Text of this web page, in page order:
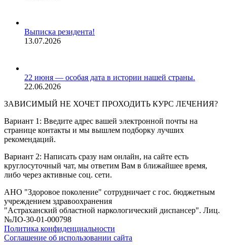
Выписка резидента!
13.07.2026
22 июня — особая дата в истории нашей страны.
22.06.2026
ЗАВИСИМЫЙ НЕ ХОЧЕТ ПРОХОДИТЬ КУРС ЛЕЧЕНИЯ?
Вариант 1: Введите адрес вашей электронной почты на
странице контакты и мы вышлем подборку лучших
рекомендаций.
Вариант 2: Написать сразу нам онлайн, на сайте есть
круглосуточный чат, мы ответим Вам в ближайшее время,
либо через активные соц. сети.
АНО "Здоровое поколение" сотрудничает с гос. бюджетным
учреждением здравоохранения
"Астраханский областной наркологический диспансер". Лиц.
№ЛО-30-01-000798
Политика конфиденциальности
Соглашение об использовании сайта